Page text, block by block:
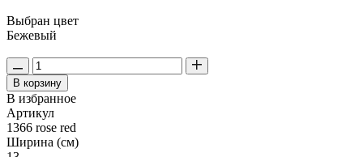
Выбран цвет
Бежевый
В корзину
В избранное
Артикул
1366 rose red
Ширина (см)